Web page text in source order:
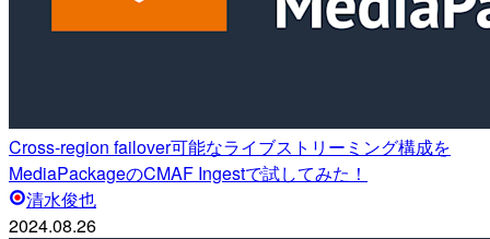
Cross-region failover可能なライブストリーミング構成を
MediaPackageのCMAF Ingestで試してみた！
清水俊也
2024.08.26